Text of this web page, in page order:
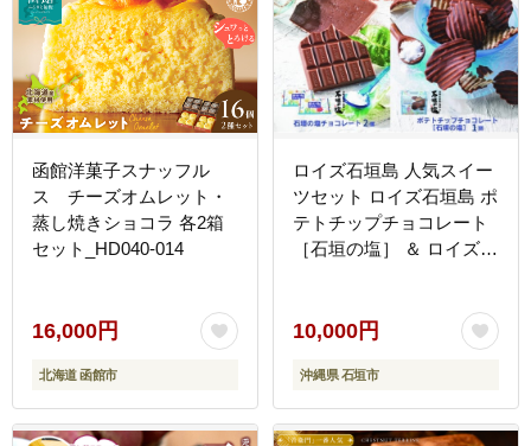
函館洋菓子スナッフル
ス チーズオムレット・
蒸し焼きショコラ 各2箱
セット_HD040-014
16,000円
北海道 函館市
ロイズ石垣島 人気スイー
ツセット ロイズ石垣島 ポ
テトチップチョコレート
［石垣の塩］ ＆ ロイズ石
ROYCE' RC-002
10,000円
沖縄県 石垣市